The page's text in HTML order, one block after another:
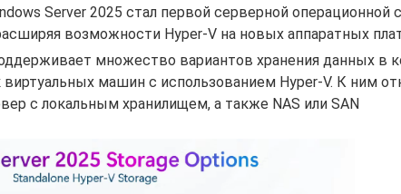
Server 2025 стал первой серверной
возможности Hyper-V на новых аппаратных
множество вариантов хранения данных в
виртуальных машин с использованием Hyper-V. К ним
с локальным хранилищем, а также NAS или SAN